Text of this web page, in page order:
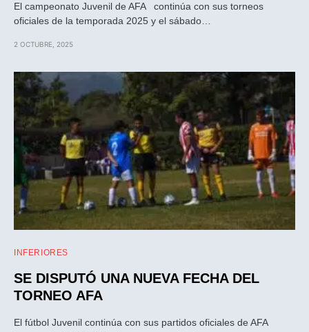
El campeonato Juvenil de AFA continúa con sus torneos
oficiales de la temporada 2025 y el sábado…
2 OCTUBRE, 2025
INFERIORES
SE DISPUTÓ UNA NUEVA FECHA DEL
TORNEO AFA
El fútbol Juvenil continúa con sus partidos oficiales de AFA